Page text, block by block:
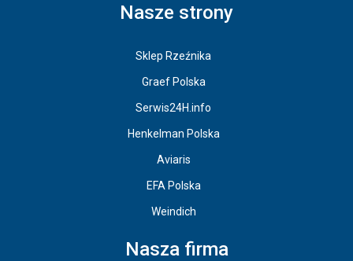
Nasze strony
Sklep Rzeźnika
Graef Polska
Serwis24H.info
Henkelman Polska
Aviaris
EFA Polska
Weindich
Nasza firma